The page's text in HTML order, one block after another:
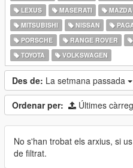
LEXUS
MASERATI MAZDA
MITSUBISHI
NISSAN
PORSCHE
RANGE ROVER
TOYOTA
VOLKSWAGEN
Des de: La setmana passada
Ordenar per: Últimes
No s'han trobat els arxius, si
de filtrat.